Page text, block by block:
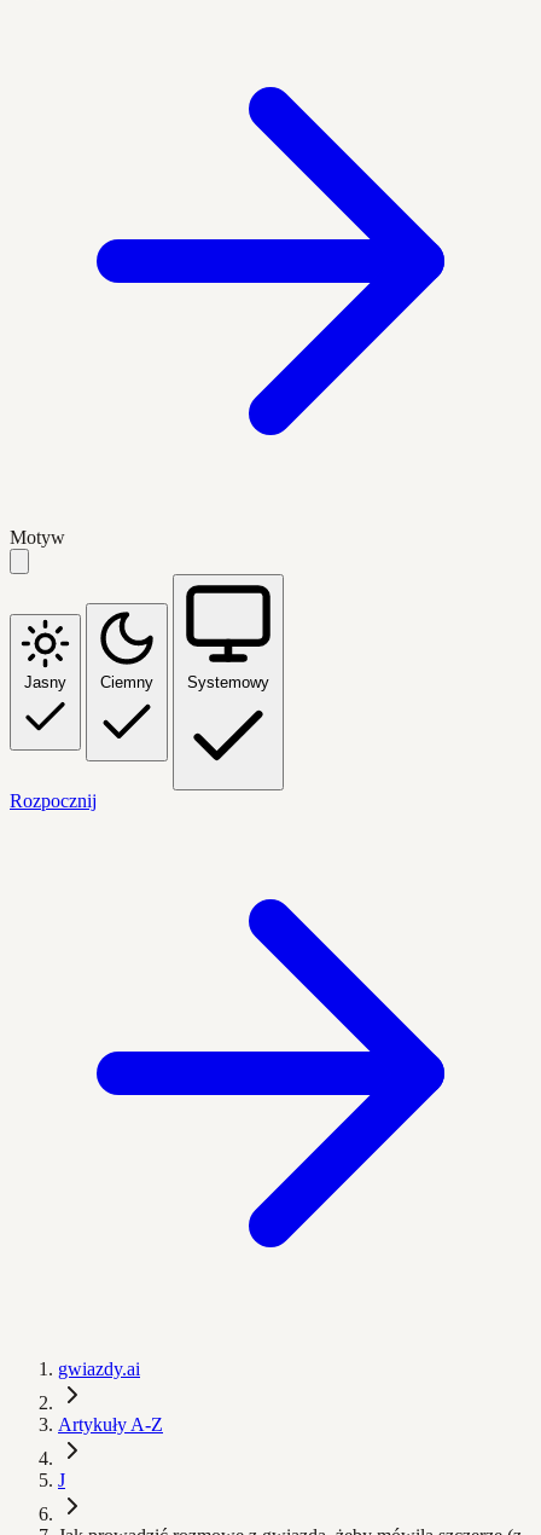
Motyw
Jasny Ciemny Systemowy
Rozpocznij
gwiazdy.ai
Artykuły A-Z
J